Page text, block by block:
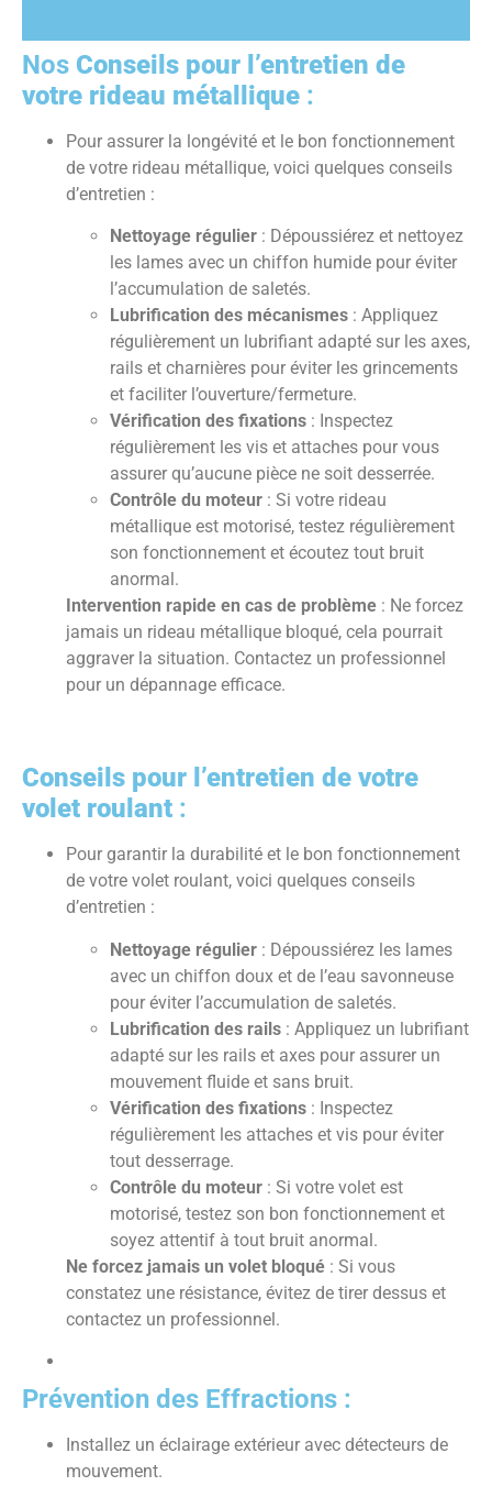
Nos Conseils pour l’entretien de
votre rideau métallique :
Pour assurer la longévité et le bon fonctionnement
de votre rideau métallique, voici quelques conseils
d’entretien :
Nettoyage régulier : Dépoussiérez et nettoyez
les lames avec un chiffon humide pour éviter
l’accumulation de saletés.
Lubrification des mécanismes : Appliquez
régulièrement un lubrifiant adapté sur les axes,
rails et charnières pour éviter les grincements
et faciliter l’ouverture/fermeture.
Vérification des fixations : Inspectez
régulièrement les vis et attaches pour vous
assurer qu’aucune pièce ne soit desserrée.
Contrôle du moteur : Si votre rideau
métallique est motorisé, testez régulièrement
son fonctionnement et écoutez tout bruit
anormal.
Intervention rapide en cas de problème : Ne forcez
jamais un rideau métallique bloqué, cela pourrait
aggraver la situation. Contactez un professionnel
pour un dépannage efficace.
Conseils pour l’entretien de votre
volet roulant :
Pour garantir la durabilité et le bon fonctionnement
de votre volet roulant, voici quelques conseils
d’entretien :
Nettoyage régulier : Dépoussiérez les lames
avec un chiffon doux et de l’eau savonneuse
pour éviter l’accumulation de saletés.
Lubrification des rails : Appliquez un lubrifiant
adapté sur les rails et axes pour assurer un
mouvement fluide et sans bruit.
Vérification des fixations : Inspectez
régulièrement les attaches et vis pour éviter
tout desserrage.
Contrôle du moteur : Si votre volet est
motorisé, testez son bon fonctionnement et
soyez attentif à tout bruit anormal.
Ne forcez jamais un volet bloqué : Si vous
constatez une résistance, évitez de tirer dessus et
contactez un professionnel.
Prévention des Effractions :
Installez un éclairage extérieur avec détecteurs de
mouvement.